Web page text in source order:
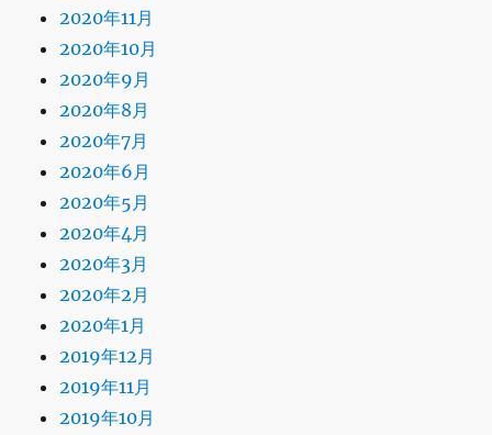
2020年11月
2020年10月
2020年9月
2020年8月
2020年7月
2020年6月
2020年5月
2020年4月
2020年3月
2020年2月
2020年1月
2019年12月
2019年11月
2019年10月